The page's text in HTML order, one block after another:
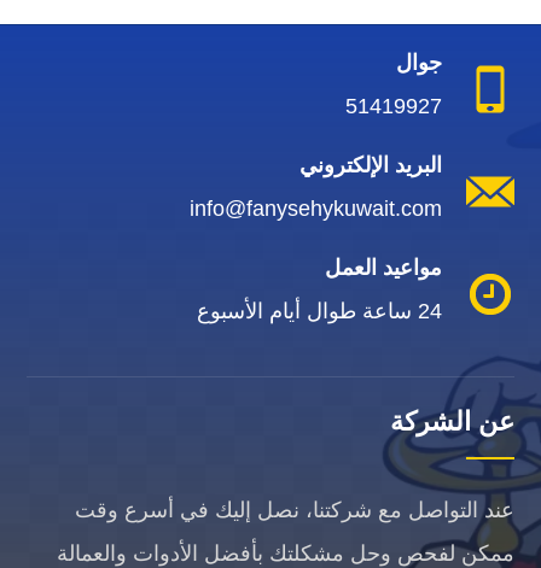
جوال
51419927
البريد الإلكتروني
info@fanysehykuwait.com
مواعيد العمل
24 ساعة طوال أيام الأسبوع
عن الشركة
عند التواصل مع شركتنا، نصل إليك في أسرع وقت
ممكن لفحص وحل مشكلتك بأفضل الأدوات والعمالة